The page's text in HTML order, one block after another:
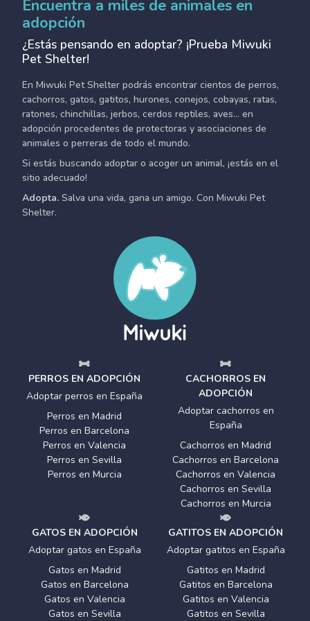
Encuentra a miles de animales en
adopción
¿Estás pensando en adoptar? ¡Prueba Miwuki
Pet Shelter!
En Miwuki Pet Shelter podrás encontrar cientos de perros,
cachorros, gatos, gatitos, hurones, conejos, cobayas, ratas,
ratones, chinchillas, jerbos, cerdos reptiles, aves... en
adopción procedentes de protectoras y asociaciones de
animales o perreras de todo el mundo.
Si estás buscando adoptar o acoger un animal, ¡estás en el
sitio adecuado!
Adopta. Salva una vida, gana un amigo. Con Miwuki Pet
Shelter.
PERROS EN ADOPCIÓN
Adoptar perros en España
Perros en Madrid
Perros en Barcelona
Perros en Valencia
Perros en Sevilla
Perros en Murcia
CACHORROS EN
ADOPCIÓN
Adoptar cachorros en
España
Cachorros en Madrid
Cachorros en Barcelona
Cachorros en Valencia
Cachorros en Sevilla
Cachorros en Murcia
GATOS EN ADOPCIÓN
Adoptar gatos en España
Gatos en Madrid
Gatos en Barcelona
Gatos en Valencia
Gatos en Sevilla
GATITOS EN ADOPCIÓN
Adoptar gatitos en España
Gatitos en Madrid
Gatitos en Barcelona
Gatitos en Valencia
Gatitos en Sevilla